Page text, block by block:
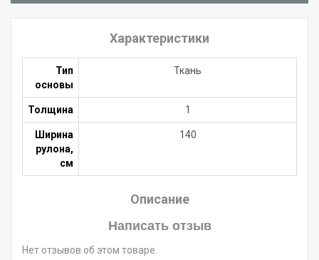
Характеристики
Тип
основы
Ткань
Толщина 1
Ширина
рулона,
см
140
Описание
Написать отзыв
Нет отзывов об этом товаре.